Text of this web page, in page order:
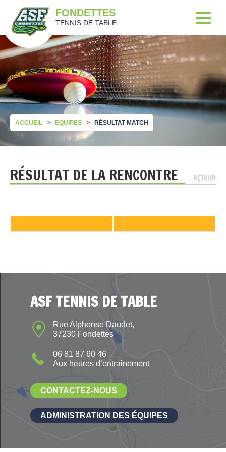
FONDETTES
TENNIS DE TABLE
ACCUEIL EQUIPES RÉSULTAT MATCH
RÉSULTAT DE LA RENCONTRE RETOUR
ASF TENNIS DE TABLE
Rue Alphonse Daudet,
37230 Fondettes
06 81 87 60 46
Aux heures d’entrainement
CONTACTEZ-NOUS
ADMINISTRATION DES ÉQUIPES